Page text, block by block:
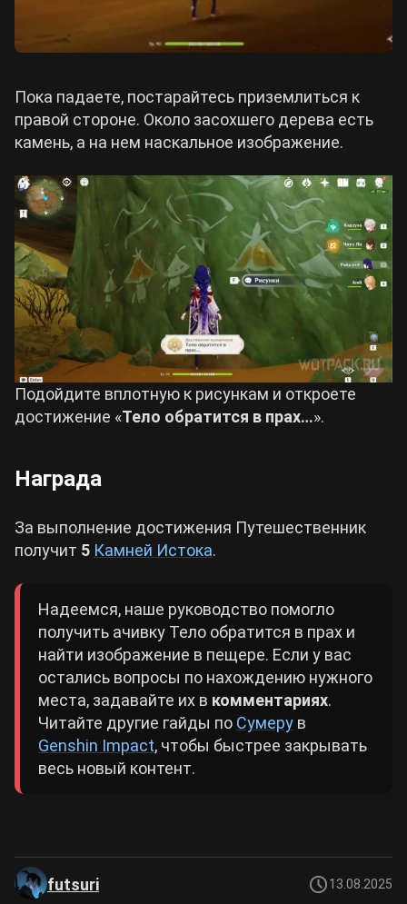
Пока падаете, постарайтесь приземлиться к
правой стороне. Около засохшего дерева есть
камень, а на нем наскальное изображение.
Подойдите вплотную к рисункам и откроете
достижение «Тело обратится в прах…».
Награда
За выполнение достижения Путешественник
получит 5 Камней Истока.
Надеемся, наше руководство помогло
получить ачивку Тело обратится в прах и
найти изображение в пещере. Если у вас
остались вопросы по нахождению нужного
места, задавайте их в комментариях.
Читайте другие гайды по Сумеру в
Genshin Impact, чтобы быстрее закрывать
весь новый контент.
futsuri 13.08.2025